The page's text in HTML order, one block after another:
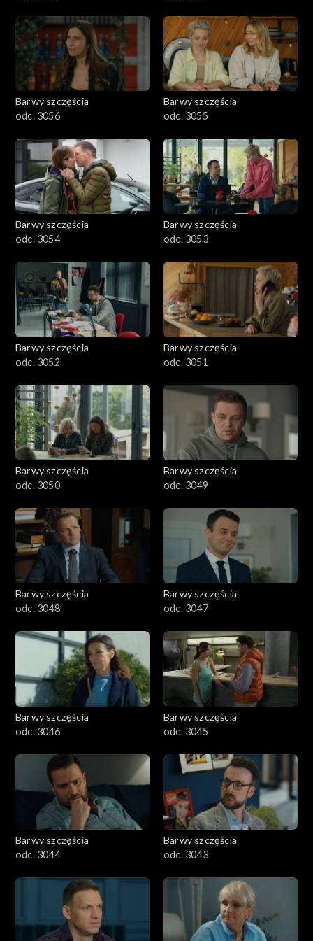
Barwy szczęścia
odc. 3056
Barwy szczęścia
odc. 3055
Barwy szczęścia
odc. 3054
Barwy szczęścia
odc. 3053
Barwy szczęścia
odc. 3052
Barwy szczęścia
odc. 3051
Barwy szczęścia
odc. 3050
Barwy szczęścia
odc. 3049
Barwy szczęścia
odc. 3048
Barwy szczęścia
odc. 3047
Barwy szczęścia
odc. 3046
Barwy szczęścia
odc. 3045
Barwy szczęścia
odc. 3044
Barwy szczęścia
odc. 3043